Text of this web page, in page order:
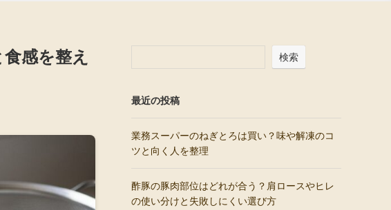
感を整え
検索
最近の投稿
業務スーパーのねぎとろは買い？味や解凍のコ
ツと向く人を整理
酢豚の豚肉部位はどれが合う？肩ロースやヒレ
の使い分けと失敗しにくい選び方